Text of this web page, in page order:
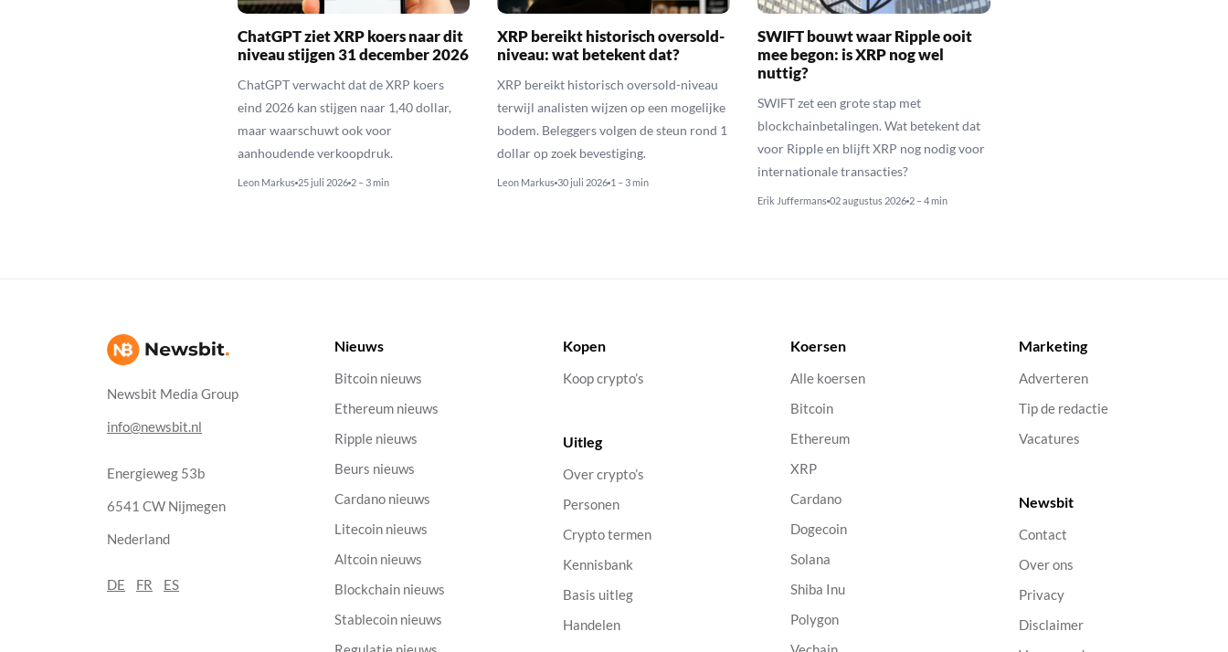
ChatGPT ziet XRP koers naar dit
niveau stijgen 31 december 2026
ChatGPT verwacht dat de XRP koers
eind 2026 kan stijgen naar 1,40 dollar,
maar waarschuwt ook voor
aanhoudende verkoopdruk.
Leon Markus 25 juli 2026 2 – 3 min
XRP bereikt historisch oversold-
niveau: wat betekent dat?
XRP bereikt historisch oversold-niveau
terwijl analisten wijzen op een mogelijke
bodem. Beleggers volgen de steun rond 1
dollar op zoek bevestiging.
Leon Markus 30 juli 2026 1 – 3 min
SWIFT bouwt waar Ripple ooit
mee begon: is XRP nog wel
nuttig?
SWIFT zet een grote stap met
blockchainbetalingen. Wat betekent dat
voor Ripple en blijft XRP nog nodig voor
internationale transacties?
Erik Juffermans 02 augustus 2026 2 – 4 min
Newsbit Media Group
info@newsbit.nl
Energieweg 53b
6541 CW Nijmegen
Nederland
DE FR ES
Nieuws
Bitcoin nieuws
Ethereum nieuws
Ripple nieuws
Beurs nieuws
Cardano nieuws
Litecoin nieuws
Altcoin nieuws
Blockchain nieuws
Stablecoin nieuws
Kopen
Koop crypto’s
Uitleg
Over crypto’s
Personen
Crypto termen
Kennisbank
Basis uitleg
Handelen
Koersen
Alle koersen
Bitcoin
Ethereum
XRP
Cardano
Dogecoin
Solana
Shiba Inu
Polygon
Marketing
Adverteren
Tip de redactie
Vacatures
Newsbit
Contact
Over ons
Privacy
Disclaimer